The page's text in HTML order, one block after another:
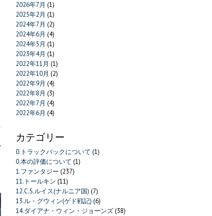
2026年7月 (1)
2025年2月 (1)
2024年7月 (2)
2024年6月 (4)
2024年5月 (1)
2023年4月 (1)
2022年11月 (1)
2022年10月 (2)
2022年9月 (4)
2022年8月 (3)
2022年7月 (4)
2022年6月 (4)
カテゴリー
0.トラックバックについて (1)
0.本の評価について (1)
1.ファンタジー (237)
11.トールキン (11)
12.C.S.ルイス(ナルニア国) (7)
13.ル・グウィン(ゲド戦記) (6)
14.ダイアナ・ウィン・ジョーンズ(38)